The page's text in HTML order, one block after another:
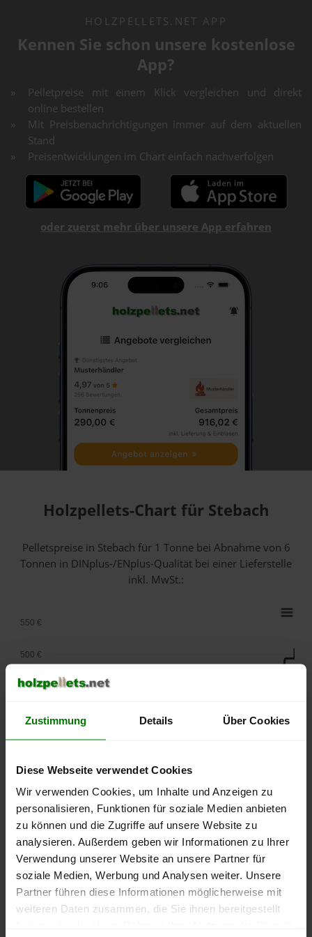
Zustimmung Details Über Cookies
Diese Webseite verwendet Cookies
Wir verwenden Cookies, um Inhalte und Anzeigen zu
personalisieren, Funktionen für soziale Medien anbieten
zu können und die Zugriffe auf unsere Website zu
analysieren. Außerdem geben wir Informationen zu Ihrer
Verwendung unserer Website an unsere Partner für
soziale Medien, Werbung und Analysen weiter. Unsere
Partner führen diese Informationen möglicherweise mit
weiteren Daten zusammen, die Sie ihnen bereitgestellt
HOLZPELLETS.NET APP
Kennen Sie schon unsere kostenlose
App?
Pelletpreise mit einem Klick vergleichen und direkt
online bestellen
Mit Preisbenachrichtigungen immer auf dem aktuellen
Stand
Preisentwicklungen im Chart einfach nachverfolgen
oder zuerst mehr über unsere App erfahren
Holzpellets-Chart für Stebach
Pelletspreise in Stebach für 1 Tonne bei Abnahmevon 6
Tonnen in DINplus-/ENplus-Qualität bei einer Lieferstelle
inkl. MwSt.:
lose Ware Sackware
September
Januar
Mai
250 €
400 €
450 €
500 €
550 €
Die aktuelle Preisentwicklung für Holzpellets in Deutschland
können Sie jederzeit auf unsererPelletspreise-Seite
nachvollziehen.